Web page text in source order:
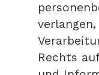
Rechts